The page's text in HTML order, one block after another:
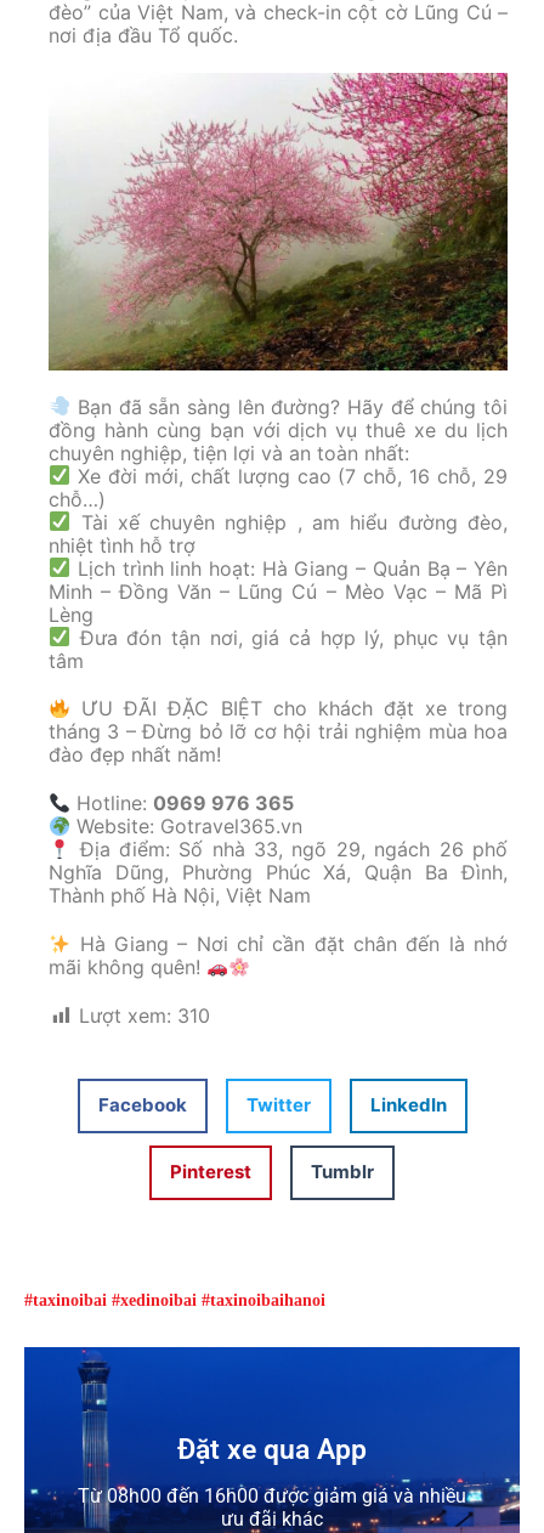
đèo” của Việt Nam, và check-in cột cờ Lũng Cú –
nơi địa đầu Tổ quốc.
Bạn đã sẵn sàng lên đường? Hãy để chúng tôi
đồng hành cùng bạn với dịch vụ thuê xe du lịch
chuyên nghiệp, tiện lợi và an toàn nhất:
Xe đời mới, chất lượng cao (7 chỗ, 16 chỗ, 29
chỗ…)
Tài xế chuyên nghiệp , am hiểu đường đèo,
nhiệt tình hỗ trợ
Lịch trình linh hoạt: Hà Giang – Quản Bạ – Yên
Minh – Đồng Văn – Lũng Cú – Mèo Vạc – Mã Pì
Lèng
Đưa đón tận nơi, giá cả hợp lý, phục vụ tận
tâm
ƯU ĐÃI ĐẶC BIỆT cho khách đặt xe trong
tháng 3 – Đừng bỏ lỡ cơ hội trải nghiệm mùa hoa
đào đẹp nhất năm!
Hotline: 0969 976 365
Website: Gotravel365.vn
Địa điểm: Số nhà 33, ngõ 29, ngách 26 phố
Nghĩa Dũng, Phường Phúc Xá, Quận Ba Đình,
Thành phố Hà Nội, Việt Nam
Hà Giang – Nơi chỉ cần đặt chân đến là nhớ
mãi không quên!
Lượt xem: 310
Facebook Twitter LinkedIn
Pinterest Tumblr
#taxinoibai #xedinoibai #taxinoibaihanoi
Đặt xe qua App
Từ 08h00 đến 16h00 được giảm giá và nhiều
ưu đãi khác